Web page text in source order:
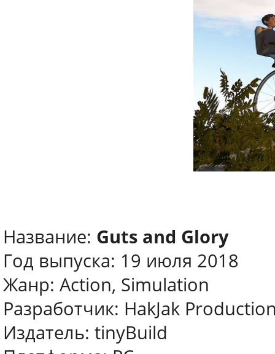
Название: Guts and Glory
Год выпуска: 19 июля 2018
Жанр: Action, Simulation
Разработчик: HakJak
Издатель: tinyBuild